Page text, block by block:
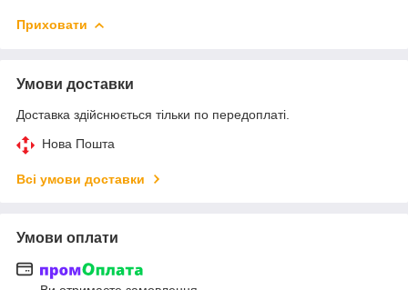
Приховати
Умови доставки
Доставка здійснюється тільки по передоплаті.
Нова Пошта
Всі умови доставки
Умови оплати